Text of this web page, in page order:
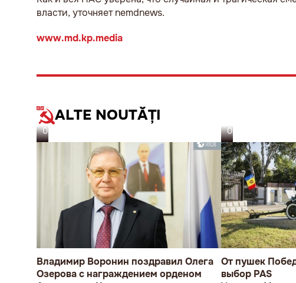
власти, уточняет nemdnews.
www.md.kp.media
ALTE NOUTĂȚI
07.08.26
Владимир Воронин поздравил Олега
Озерова с награждением орденом
06.08.26
От пушек
выбор PAS